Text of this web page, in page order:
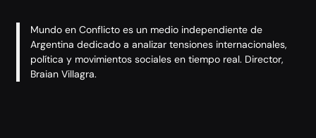
Mundo en Conflicto es un medio independiente de
Argentina dedicado a analizar tensiones internacionales,
política y movimientos sociales en tiempo real. Director,
Braian Villagra.